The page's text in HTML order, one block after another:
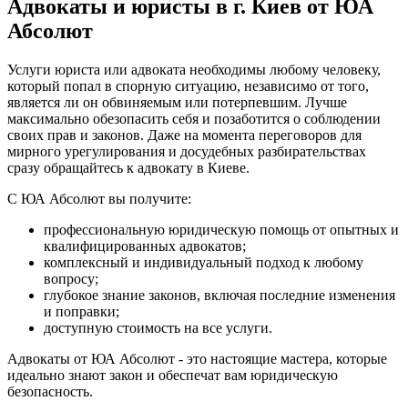
Адвокаты и юристы в г. Киев от ЮА
Абсолют
Услуги юриста или адвоката необходимы любому человеку,
который попал в спорную ситуацию, независимо от того,
является ли он обвиняемым или потерпевшим. Лучше
максимально обезопасить себя и позаботится о соблюдении
своих прав и законов. Даже на момента переговоров для
мирного урегулирования и досудебных разбирательствах
сразу обращайтесь к адвокату в Киеве.
С ЮА Абсолют вы получите:
профессиональную юридическую помощь от опытных и
квалифицированных адвокатов;
комплексный и индивидуальный подход к любому
вопросу;
глубокое знание законов, включая последние изменения
и поправки;
доступную стоимость на все услуги.
Адвокаты от ЮА Абсолют - это настоящие мастера, которые
идеально знают закон и обеспечат вам юридическую
безопасность.